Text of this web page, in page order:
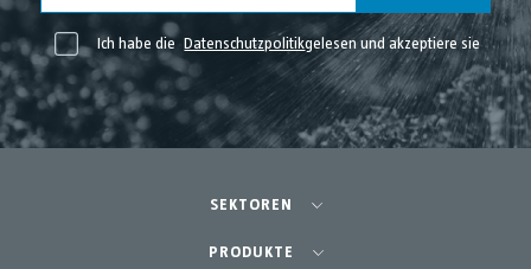
Ich habe die Datenschutzpolitikgelesen und akzeptiere sie
SEKTOREN
Landwirtschaft - Obst- und Gemüseanbau
PRODUKTE